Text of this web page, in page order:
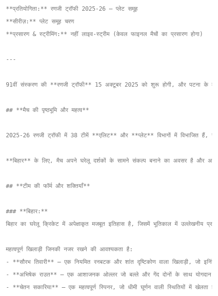
**प्रतियोगिता:** रणजी ट्रॉफी 2025-26 – प्लेट समूह
**सीरीज़:** प्लेट समूह चरण
**प्रसारण & स्ट्रीमिंग:** नहीं लाइव-स्ट्रीम (केवल फाइनल मैचों का प्रसारण होगा)
---
91वीं संस्करण की **रणजी ट्रॉफी** 15 अक्टूबर 2025 को शुरू होगी, और पटना के
## **मैच की पृष्ठभूमि और महत्व**
2025-26 रणजी ट्रॉफी में 38 टीमें **एलिट** और **प्लेट** विभागों में विभाजित हैं,
**बिहार** के लिए, मैच अपने घरेलू दर्शकों के सामने संकल्प बनाने का अवसर है और
## **टीम की फॉर्म और शक्तियाँ**
### **बिहार:**
बिहार का घरेलू क्रिकेट में अपेक्षाकृत मजबूत इतिहास है, जिसमें भूतिकाल में उल्लेखनीय
महत्वपूर्ण खिलाड़ी जिनकी नजर रखने की आवश्यकता है:
- **सौरभ तिवारी** – एक नियमित रनबटक और शांत दृष्टिकोण वाला खिलाड़ी, जो
- **अभिषेक राउत** – एक आशाजनक ओल्लर जो बल्ले और गेंद दोनों के साथ योगदान
- **चेतन सकारिया** – एक महत्वपूर्ण स्पिनर, जो धीमी घूर्णन वाली स्थितियों में खेलता